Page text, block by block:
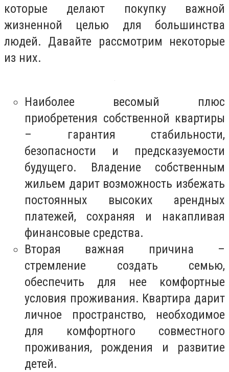
которые делают покупку важной
жизненной целью для большинства
людей. Давайте рассмотрим некоторые
из них.
Наиболее весомый плюс
приобретения собственной квартиры
– гарантия стабильности,
безопасности и предсказуемости
будущего. Владение собственным
жильем дарит возможность избежать
постоянных высоких арендных
платежей, сохраняя и накапливая
финансовые средства.
Вторая важная причина –
стремление создать семью,
обеспечить для нее комфортные
условия проживания. Квартира дарит
личное пространство, необходимое
для комфортного совместного
проживания, рождения и развитие
детей.